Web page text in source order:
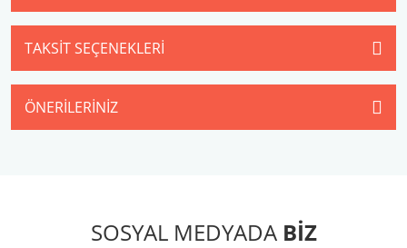
TAKSIT SEÇENEKLERI
ÖNERILERINIZ
SOSYAL MEDYADA BİZ